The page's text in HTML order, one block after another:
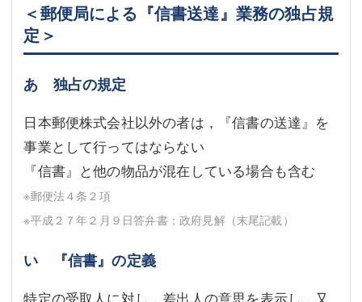
＜郵便局による『信書送達』業務の独占規
定＞
あ 独占の規定
日本郵便株式会社以外の者は，『信書の送達』を
事業として行ってはならない
『信書』と他の物品が混在している場合も含む
※郵便法４条２項
※平成２７年２月９日答弁書；政府見解（末尾記載）
い 『信書』の定義